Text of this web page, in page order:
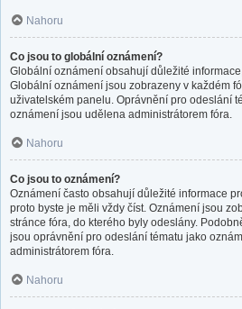
Nahoru
Co jsou to globální oznámení?
Globální oznámení obsahují důležité
Globální oznámení jsou zobrazeny v každém
uživatelském panelu. Oprávnění pro odeslání
oznámení jsou udělena administrátorem fóra.
Nahoru
Co jsou to oznámení?
Oznámení často obsahují důležité informace
proto byste je měli vždy číst. Oznámení jsou
stránce fóra, do kterého byly odeslány.
jsou oprávnění pro odeslání tématu jako
administrátorem fóra.
Nahoru